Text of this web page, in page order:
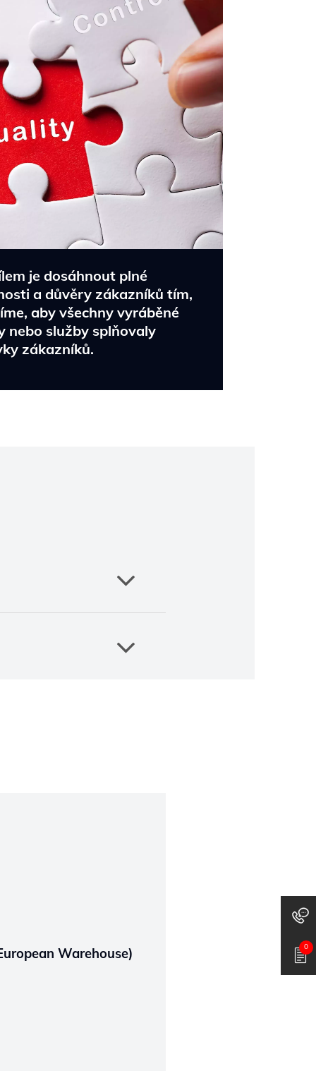
0
je dosáhnout plné
a důvěry zákazníků tím,
aby všechny vyráběné
nebo služby splňovaly
zákazníků.
Warehouse)